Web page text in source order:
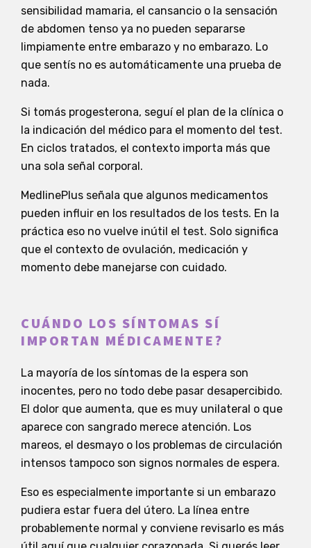
sensibilidad mamaria, el cansancio o la sensación
de abdomen tenso ya no pueden separarse
limpiamente entre embarazo y no embarazo. Lo
que sentís no es automáticamente una prueba de
nada.
Si tomás progesterona, seguí el plan de la clínica o
la indicación del médico para el momento del test.
En ciclos tratados, el contexto importa más que
una sola señal corporal.
MedlinePlus señala que algunos medicamentos
pueden influir en los resultados de los tests. En la
práctica eso no vuelve inútil el test. Solo significa
que el contexto de ovulación, medicación y
momento debe manejarse con cuidado.
CUÁNDO LOS SÍNTOMAS SÍ
IMPORTAN MÉDICAMENTE?
La mayoría de los síntomas de la espera son
inocentes, pero no todo debe pasar desapercibido.
El dolor que aumenta, que es muy unilateral o que
aparece con sangrado merece atención. Los
mareos, el desmayo o los problemas de circulación
intensos tampoco son signos normales de espera.
Eso es especialmente importante si un embarazo
pudiera estar fuera del útero. La línea entre
probablemente normal y conviene revisarlo es más